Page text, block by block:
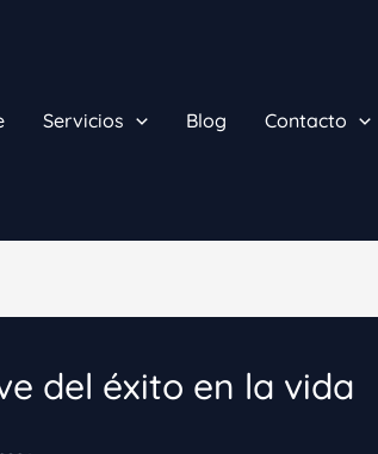
Servicios Blog Contacto
del éxito en la vida